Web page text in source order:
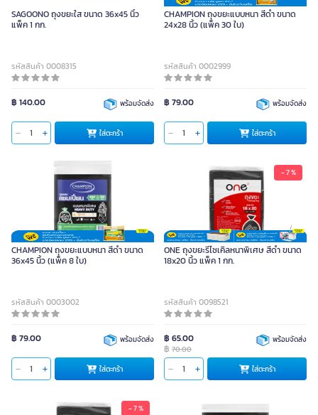
SAGOONO ถุงขยะใส ขนาด 36x45 นิ้ว
แพ็ค 1 กก.
รหัสสินค้า 0008315
฿ 140.00 พร้อมจัดส่ง
ใส่ตะกร้า
CHAMPION ถุงขยะแบบหนา สีดำ ขนาด
24x28 นิ้ว (แพ็ค 30 ใบ)
รหัสสินค้า 0002999
฿ 79.00 พร้อมจัดส่ง
ใส่ตะกร้า
CHAMPION ถุงขยะแบบหนา สีดำ ขนาด
36x45 นิ้ว (แพ็ค 8 ใบ)
รหัสสินค้า 0003002
฿ 79.00 พร้อมจัดส่ง
ใส่ตะกร้า
- 7 %
ONE ถุงขยะรีไซเคิลหนาพิเศษ สีดำ ขนาด
18x20 นิ้ว แพ็ค 1 กก.
รหัสสินค้า 0098521
฿ 65.00
฿ 70.00
พร้อมจัดส่ง
ใส่ตะกร้า
- 7 %